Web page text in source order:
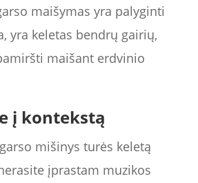
maišymas yra palyginti
yra keletas bendrų gairių,
maišant erdvinio
į kontekstą
mišinys turės keletą
įprastam muzikos